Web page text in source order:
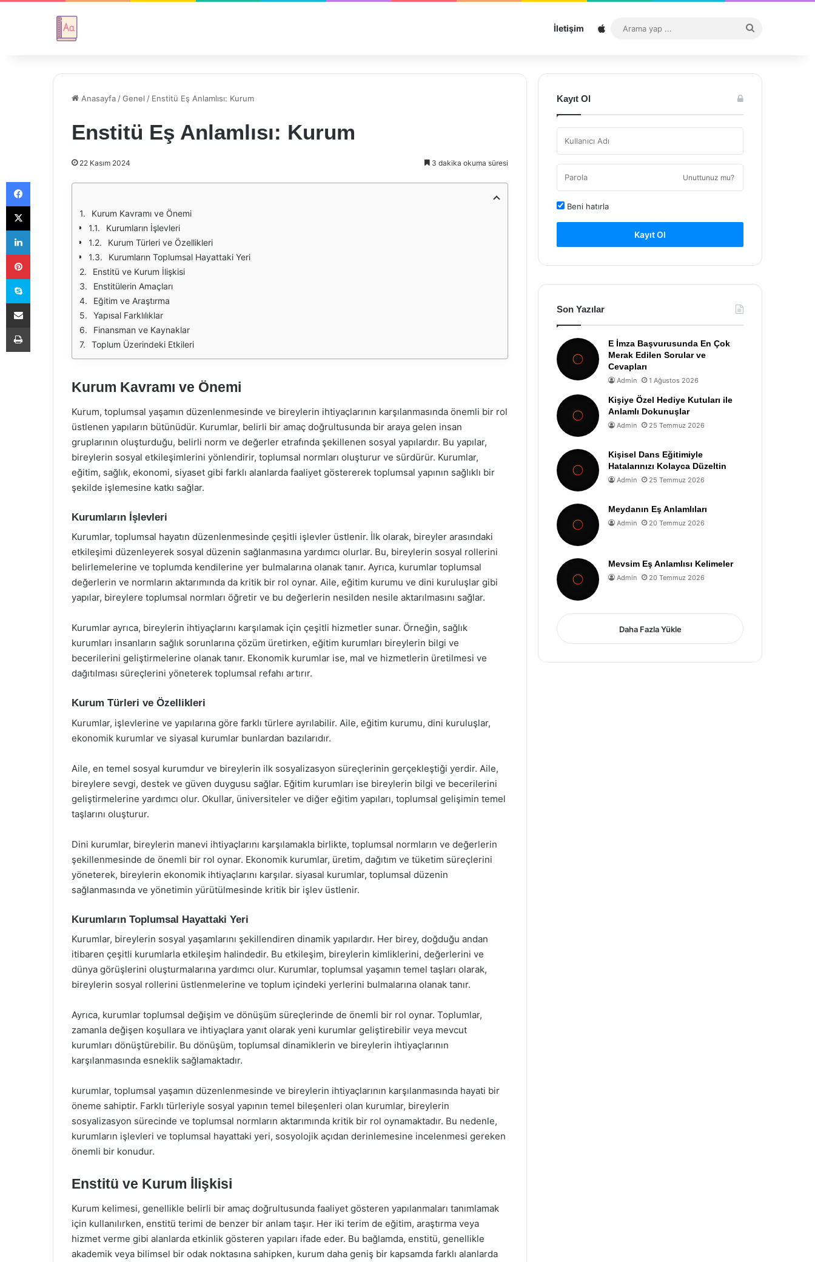
İletişim Sitemap
...
Anasayfa /Genel / Enstitü Eş Anlamlısı: Kurum
Enstitü Eş Anlamlısı: Kurum
22 Kasım 2024 3 dakika okuma süresi
Kurum Kavramı ve Önemi
Kurumların İşlevleri
Kurum Türleri ve Özellikleri
Kurumların Toplumsal Hayattaki Yeri
Enstitü ve Kurum İlişkisi
Enstitülerin Amaçları
Eğitim ve Araştırma
Yapısal Farklılıklar
Finansman ve Kaynaklar
Toplum Üzerindeki Etkileri
Kurum Kavramı ve Önemi
Kurum, toplumsal yaşamın düzenlenmesinde ve bireylerin ihtiyaçlarının karşılanmasında önemli bir rol
üstlenen yapıların bütünüdür. Kurumlar, belirli bir amaç doğrultusunda bir araya gelen insan
gruplarının oluşturduğu, belirli norm ve değerler etrafında şekillenen sosyal yapılardır. Bu yapılar,
bireylerin sosyal etkileşimlerini yönlendirir, toplumsal normları oluşturur ve sürdürür. Kurumlar,
eğitim, sağlık, ekonomi, siyaset gibi farklı alanlarda faaliyet göstererek toplumsal yapının sağlıklı bir
şekilde işlemesine katkı sağlar.
Kurumların İşlevleri
Kurumlar, toplumsal hayatın düzenlenmesinde çeşitli işlevler üstlenir. İlk olarak, bireyler arasındaki
etkileşimi düzenleyerek sosyal düzenin sağlanmasına yardımcı olurlar. Bu, bireylerin sosyal rollerini
belirlemelerine ve toplumda kendilerine yer bulmalarına olanak tanır. Ayrıca, kurumlar toplumsal
değerlerin ve normların aktarımında da kritik bir rol oynar. Aile, eğitim kurumu ve dini kuruluşlar gibi
yapılar, bireylere toplumsal normları öğretir ve bu değerlerin nesilden nesile aktarılmasını sağlar.
Kurumlar ayrıca, bireylerin ihtiyaçlarını karşılamak için çeşitli hizmetler sunar. Örneğin, sağlık
kurumları insanların sağlık sorunlarına çözüm üretirken, eğitim kurumları bireylerin bilgi ve
becerilerini geliştirmelerine olanak tanır. Ekonomik kurumlar ise, mal ve hizmetlerin üretilmesi ve
dağıtılması süreçlerini yöneterek toplumsal refahı artırır.
Kurum Türleri ve Özellikleri
Kurumlar, işlevlerine ve yapılarına göre farklı türlere ayrılabilir. Aile, eğitim kurumu, dini kuruluşlar,
ekonomik kurumlar ve siyasal kurumlar bunlardan bazılarıdır.
Aile, en temel sosyal kurumdur ve bireylerin ilk sosyalizasyon süreçlerinin gerçekleştiği yerdir. Aile,
bireylere sevgi, destek ve güven duygusu sağlar. Eğitim kurumları ise bireylerin bilgi ve becerilerini
geliştirmelerine yardımcı olur. Okullar, üniversiteler ve diğer eğitim yapıları, toplumsal gelişimin temel
taşlarını oluşturur.
Dini kurumlar, bireylerin manevi ihtiyaçlarını karşılamakla birlikte, toplumsal normların ve değerlerin
şekillenmesinde de önemli bir rol oynar. Ekonomik kurumlar, üretim, dağıtım ve tüketim süreçlerini
yöneterek, bireylerin ekonomik ihtiyaçlarını karşılar. siyasal kurumlar, toplumsal düzenin
sağlanmasında ve yönetimin yürütülmesinde kritik bir işlev üstlenir.
Kurumların Toplumsal Hayattaki Yeri
Kurumlar, bireylerin sosyal yaşamlarını şekillendiren dinamik yapılardır. Her birey, doğduğu andan
itibaren çeşitli kurumlarla etkileşim halindedir. Bu etkileşim, bireylerin kimliklerini, değerlerini ve
dünya görüşlerini oluşturmalarına yardımcı olur. Kurumlar, toplumsal yaşamın temel taşları olarak,
bireylerin sosyal rollerini üstlenmelerine ve toplum içindeki yerlerini bulmalarına olanak tanır.
Ayrıca, kurumlar toplumsal değişim ve dönüşüm süreçlerinde de önemli bir rol oynar. Toplumlar,
zamanla değişen koşullara ve ihtiyaçlara yanıt olarak yeni kurumlar geliştirebilir veya mevcut
kurumları dönüştürebilir. Bu dönüşüm, toplumsal dinamiklerin ve bireylerin ihtiyaçlarının
karşılanmasında esneklik sağlamaktadır.
kurumlar, toplumsal yaşamın düzenlenmesinde ve bireylerin ihtiyaçlarının karşılanmasında hayati bir
öneme sahiptir. Farklı türleriyle sosyal yapının temel bileşenleri olan kurumlar, bireylerin
sosyalizasyon sürecinde ve toplumsal normların aktarımında kritik bir rol oynamaktadır. Bu nedenle,
kurumların işlevleri ve toplumsal hayattaki yeri, sosyolojik açıdan derinlemesine incelenmesi gereken
önemli bir konudur.
Enstitü ve Kurum İlişkisi
Kurum kelimesi, genellikle belirli bir amaç doğrultusunda faaliyet gösteren yapılanmaları tanımlamak
için kullanılırken, enstitü terimi de benzer bir anlam taşır. Her iki terim de eğitim, araştırma veya
hizmet verme gibi alanlarda etkinlik gösteren yapıları ifade eder. Bu bağlamda, enstitü, genellikle
akademik veya bilimsel bir odak noktasına sahipken, kurum daha geniş bir kapsamda farklı alanlarda
Kayıt Ol
Unuttunuz mu?
Beni hatırla
Kayıt Ol
Son Yazılar
E İmza Başvurusunda En Çok
Merak Edilen Sorular ve
Cevapları
Admin 1 Ağustos 2026
Kişiye Özel Hediye Kutuları ile
Anlamlı Dokunuşlar
Admin 25 Temmuz 2026
Kişisel Dans Eğitimiyle
Hatalarınızı Kolayca Düzeltin
Admin 25 Temmuz 2026
Meydanın Eş Anlamlıları
Admin 20 Temmuz 2026
Mevsim Eş Anlamlısı Kelimeler
Admin 20 Temmuz 2026
Daha Fazla Yükle
Facebook
X
LinkedIn
Pinterest
Skype
E-Posta ile paylaş